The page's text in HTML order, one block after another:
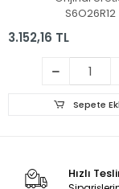
S6O26R12
3.152,16 TL
Sepete
Hızlı